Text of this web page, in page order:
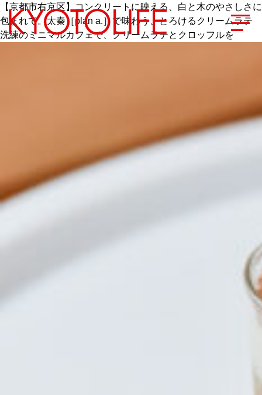
カテゴリーから探す
SPECIAL
NEW OPEN
【京都市右京区】コンクリートに映える、白と木のやさしさに
包まれて。太秦［plan a.］で味わう、とろけるクリームラテ
洗練のミニマルカフェで、クリームラテとクロッフルを